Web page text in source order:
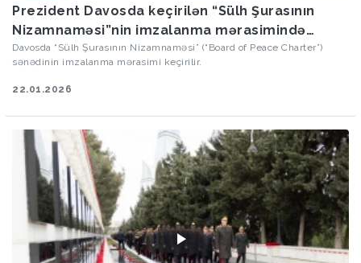
Prezident Davosda keçirilən “Sülh Şurasının
Nizamnaməsi”nin imzalanma mərasimində
iştirak edir - CANLI
Davosda “Sülh Şurasının Nizamnaməsi” (“Board of Peace Charter”)
sənədinin imzalanma mərasimi keçirilir.
22.01.2026